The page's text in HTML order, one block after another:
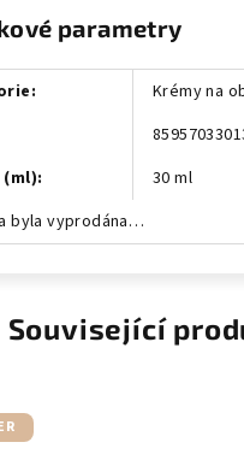
parametry
:
Krémy na
(ml):
30 ml
byla vyprodána…
Související